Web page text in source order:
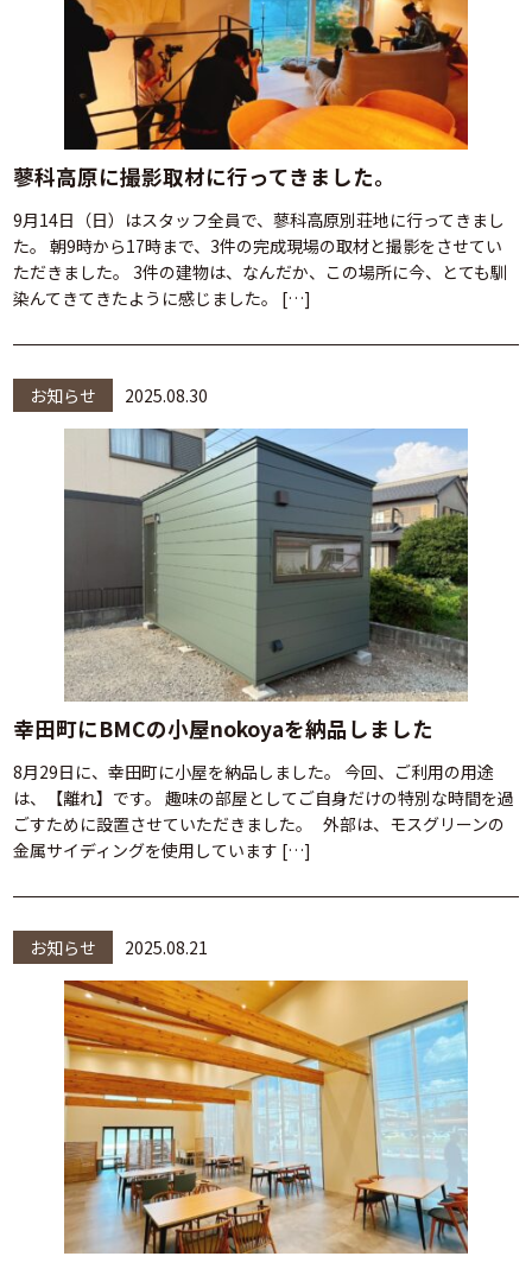
蓼科高原に撮影取材に行ってきました。
9月14日（日）はスタッフ全員で、蓼科高原別荘地に行ってきまし
た。 朝9時から17時まで、3件の完成現場の取材と撮影をさせてい
ただきました。 3件の建物は、なんだか、この場所に今、とても馴
染んてきてきたように感じました。 […]
お知らせ 2025.08.30
幸田町にBMCの小屋nokoyaを納品しました
8月29日に、幸田町に小屋を納品しました。 今回、ご利用の用途
は、【離れ】です。 趣味の部屋としてご自身だけの特別な時間を過
ごすために設置させていただきました。 外部は、モスグリーンの
金属サイディングを使用しています […]
お知らせ 2025.08.21